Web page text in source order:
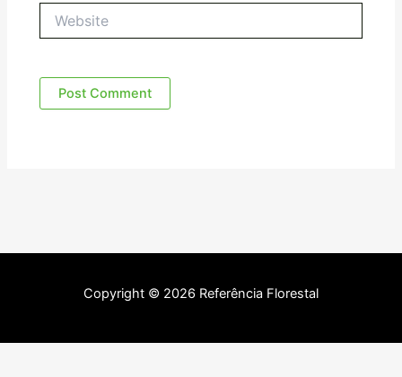
Copyright © 2026 Referência Florestal